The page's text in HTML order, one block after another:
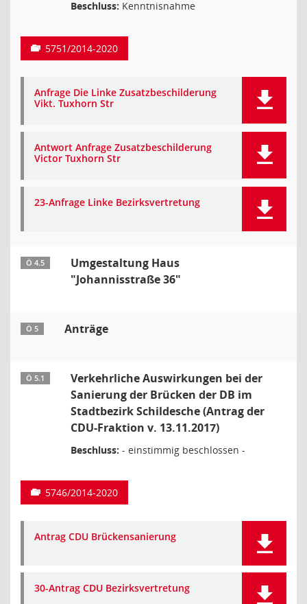
Beschluss: Kenntnisnahme
5751/2014-2020
Anfrage Die Linke Zusatzbeschilderung
Vikt. Tuxhorn Str
Antwort Anfrage Zusatzbeschilderung
Victor Tuxhorn Str
23-Anfrage Linke Bezirksvertretung
Ö 4.5
Umgestaltung Haus
"Johannisstraße 36"
Ö 5 Anträge
Ö 5.1
Verkehrliche Auswirkungen bei der
Sanierung der Brücken der DB im
Stadtbezirk Schildesche (Antrag der
CDU-Fraktion v. 13.11.2017)
Beschluss: - einstimmig beschlossen -
5746/2014-2020
Antrag CDU Brückensanierung
30-Antrag CDU Bezirksvertretung